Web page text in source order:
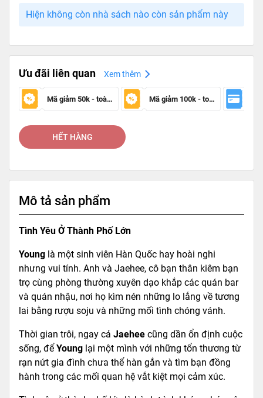
Hiện không còn nhà sách nào còn sản phẩm này
Ưu đãi liên quan Xem thêm
Mã giảm 50k - toàn sàn Mã giảm 100k - toàn sàn
HẾT HÀNG
Mô tả sản phẩm
Tình Yêu Ở Thành Phố Lớn
Young là một sinh viên Hàn Quốc hay hoài nghi
nhưng vui tính. Anh và Jaehee, cô bạn thân kiêm bạn
trọ cùng phòng thường xuyên dạo khắp các quán bar
và quán nhậu, nơi họ kìm nén những lo lắng về tương
lai bằng rượu soju và những mối tình chóng vánh.
Thời gian trôi, ngay cả Jaehee cũng dần ổn định cuộc
sống, để Young lại một mình với những tổn thương từ
rạn nứt gia đình chưa thể hàn gắn và tìm bạn đồng
hành trong các mối quan hệ vắt kiệt mọi cảm xúc.